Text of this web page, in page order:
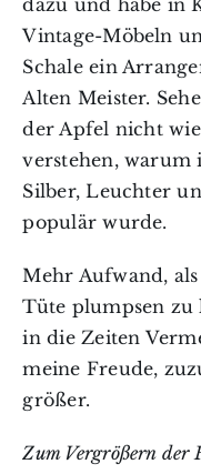
dazu und habe in
Vintage-Möbeln
Schale ein
Alten Meister.
der Apfel nicht
verstehen, warum
Silber, Leuchter
populär wurde.
Mehr Aufwand,
Tüte plumpsen zu
in die Zeiten
meine Freude,
größer.
Zum Vergrößern der